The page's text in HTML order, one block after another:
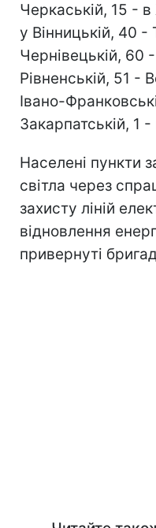
Черкаській, 15 -
у Вінницькій, 40 -
Чернівецькій, 60
Рівненській, 51 -
Івано-
Закарпатській, 1
Населені пункти
світла через
захисту ліній
відновлення
привернуті